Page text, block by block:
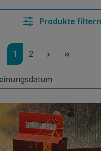
Produkte filtern
Seite
1 Seite
2